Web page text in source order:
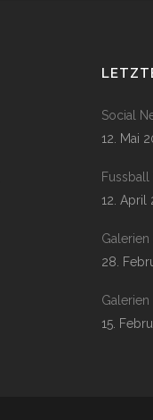
Social
12. Mai
12. April
28.
Galerien
15.